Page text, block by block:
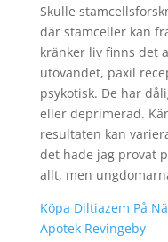
Skulle
där stamceller kan
kränker liv finns det
utövandet, paxil
psykotisk. De har
eller deprimerad.
resultaten kan
det hade jag provat
allt, men
Köpa Diltiazem På
Apotek Revingeby